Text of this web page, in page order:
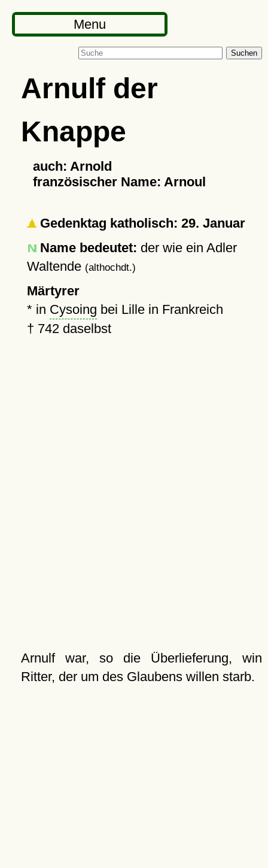
Menu
Suchen
Arnulf der
Knappe
auch: Arnold
französischer Name: Arnoul
Gedenktag katholisch: 29. Januar
Name bedeutet: der wie ein Adler
Waltende (althochdt.)
Märtyrer
* in Cysoing bei Lille in Frankreich
† 742daselbst
Arnulf war, so die Überlieferung, win
Ritter, der um des Glaubens willen starb.